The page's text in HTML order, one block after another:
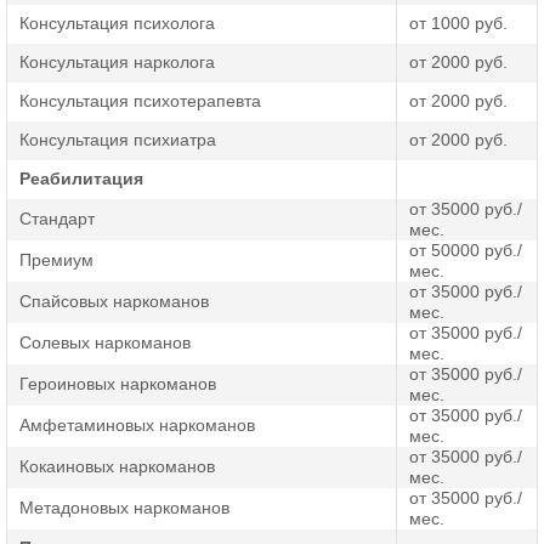
Преимущества центра «Навигатор»
— это место, где каждый может получить помощь
специалистов для избавления от своего пагубного
пристрастия. Мы предлагаем пройти комплексную
реабилитацию и гарантируем:
сохранение анонимности,
круглосуточное наблюдение со стороны опытных
врачей,
терапию на основе проверенных методик,
ремиссию, которая сохраняется минимум на 2-3 года.
Позвоните по телефону или оставьте заявку на сайте,
если вам нужно получить консультацию специалиста или
уточнить условия нахождения в реабилитационном
центре. Мы гарантируем анонимное лечение и
Консультация психолога
от 1000 руб.
Консультация нарколога
от 2000 руб.
Консультация психотерапевта
от 2000 руб.
Консультация психиатра
от 2000 руб.
Реабилитация
Стандарт
от 35000 руб./
мес.
Премиум
от 50000 руб./
мес.
Спайсовых наркоманов
от 35000 руб./
мес.
Солевых наркоманов
от 35000 руб./
мес.
Героиновых наркоманов
от 35000 руб./
мес.
Амфетаминовых наркоманов
от 35000 руб./
мес.
Кокаиновых наркоманов
от 35000 руб./
мес.
Метадоновых наркоманов
от 35000 руб./
мес.